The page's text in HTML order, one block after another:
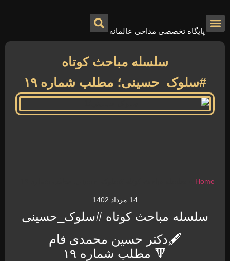
پایگاه تخصصی مداحی عالمانه
سلسله مباحث کوتاه
#سلوک_حسینی؛ مطلب شماره ۱۹
Home
14 مرداد 1402
سلسله مباحث کوتاه #سلوک_حسینی
🖋دکتر حسین محمدی فام
🔻 مطلب شماره ۱۹